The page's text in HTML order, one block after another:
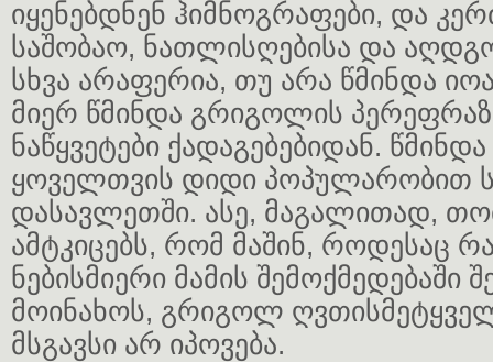
იყენებდნენ ჰიმნოგრაფები, და
საშობაო, ნათლისღებისა და
სხვა არაფერია, თუ არა წმინდა
მიერ წმინდა გრიგოლის
ნაწყვეტები ქადაგებებიდან.
ყოველთვის დიდი პოპულარობით
დასავლეთში. ასე, მაგალითად,
ამტკიცებს, რომ მაშინ, როდესაც
ნებისმიერი მამის შემოქმედებაში
მოინახოს, გრიგოლ
მსგავსი არ იპოვება.